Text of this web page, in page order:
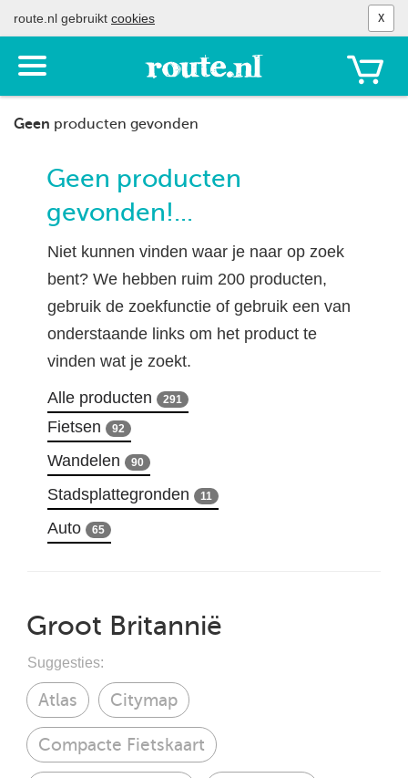
route.nl gebruikt cookies X
Toon
het
menu
Geen producten gevonden
Geen producten
gevonden!...
Niet kunnen vinden waar je naar op zoek
bent? We hebben ruim 200 producten,
gebruik de zoekfunctie of gebruik een van
onderstaande links om het product te
vinden wat je zoekt.
Alle producten 291
Fietsen 92
Wandelen 90
Stadsplattegronden 11
Auto 65
Groot Britannië
Suggesties:
Atlas Citymap
Compacte Fietskaart